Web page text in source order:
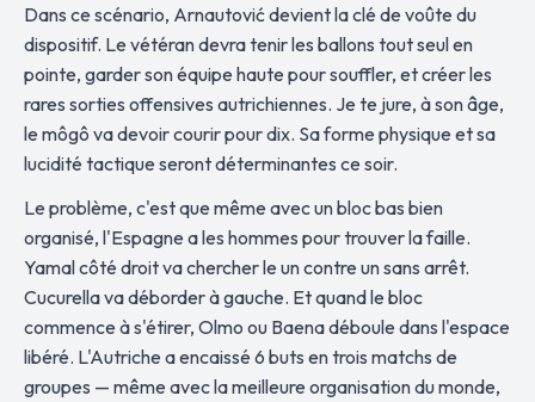
Dans ce scénario, Arnautović devient la clé de voûte du
dispositif. Le vétéran devra tenir les ballons tout seul en
pointe, garder son équipe haute pour souffler, et créer les
rares sorties offensives autrichiennes. Je te jure, à son âge,
le môgô va devoir courir pour dix. Sa forme physique et sa
lucidité tactique seront déterminantes ce soir.
Le problème, c'est que même avec un bloc bas bien
organisé, l'Espagne a les hommes pour trouver la faille.
Yamal côté droit va chercher le un contre un sans arrêt.
Cucurella va déborder à gauche. Et quand le bloc
commence à s'étirer, Olmo ou Baena déboule dans l'espace
libéré. L'Autriche a encaissé 6 buts en trois matchs de
groupes — même avec la meilleure organisation du monde,